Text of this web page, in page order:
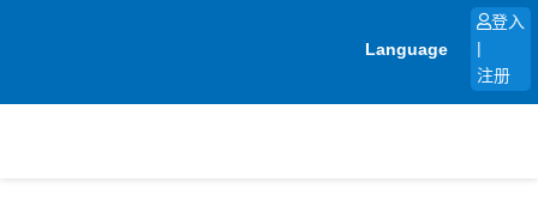
Language
登入
注册